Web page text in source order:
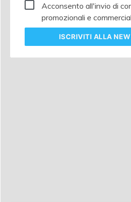
Acconsento all'invio di
promozionali e
ISCRIVITI ALLA